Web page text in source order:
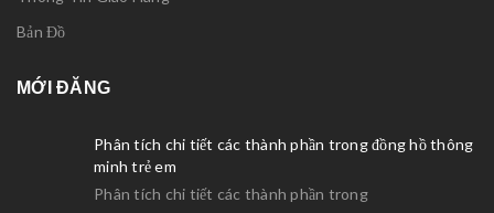
Bản Đồ
MỚI ĐĂNG
Phân tích chi tiết các thành phần trong đồng hồ thông
minh trẻ em
Phân tích chi tiết các thành phần trong